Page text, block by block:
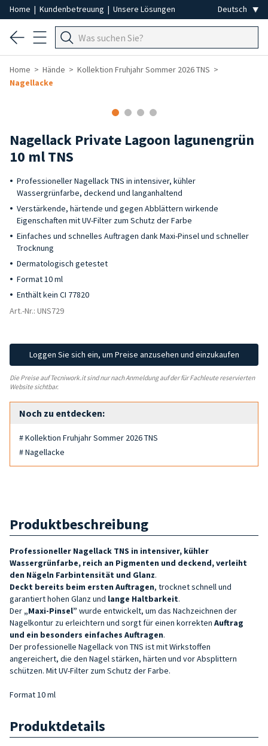
Home | Kundenbetreuung | Unsere Lösungen
Home Hände
Kollektion Fruhjahr Sommer 2026 TNS
Nagellacke
Nagellack Private Lagoon lagunengrün
10 ml TNS
Professioneller Nagellack TNS in intensiver, kühler
Wassergrünfarbe, deckend und langanhaltend
Verstärkende, härtende und gegen Abblättern wirkende
Eigenschaften mit UV-Filter zum Schutz der Farbe
Einfaches und schnelles Auftragen dank Maxi-Pinsel und schneller
Trocknung
Dermatologisch getestet
Format 10 ml
Enthält kein CI 77820
Art.-Nr.: UNS729
Loggen Sie sich ein, um Preise anzusehen und einzukaufen
Die Preise auf Tecniwork.it sind nur nach Anmeldung auf der für Fachleute reservierten
Website sichtbar.
Noch zu entdecken:
# Kollektion Fruhjahr Sommer 2026 TNS
# Nagellacke
Produktbeschreibung
Professioneller Nagellack TNS in intensiver, kühler
Wassergrünfarbe, reich an Pigmenten und deckend, verleiht
den Nägeln Farbintensität und Glanz.
Deckt bereits beim ersten Auftragen, trocknet schnell und
garantiert hohen Glanz und lange Haltbarkeit.
Der „Maxi-Pinsel” wurde entwickelt, um das Nachzeichnen der
Nagelkontur zu erleichtern und sorgt für einen korrekten Auftrag
und ein besonders einfaches Auftragen.
Der professionelle Nagellack von TNS ist mit Wirkstoffen
angereichert, die den Nagel stärken, härten und vor Absplittern
schützen. Mit UV-Filter zum Schutz der Farbe.
Format 10 ml
Produktdetails